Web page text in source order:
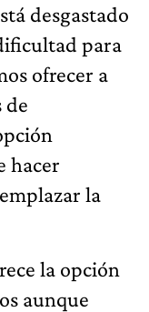
desgastado
para
ofrecer a
de
hacer
la
la opción
aunque